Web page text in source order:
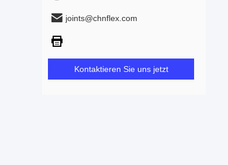
joints@chnflex.com
Kontaktieren Sie uns jetzt